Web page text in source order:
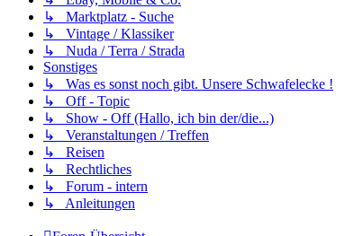
↳ Marktplatz - Suche
↳ Vintage / Klassiker
↳ Nuda / Terra / Strada
Sonstiges
↳ Was es sonst noch gibt. Unsere Schwafelecke !
↳ Off - Topic
↳ Show - Off (Hallo, ich bin der/die...)
↳ Veranstaltungen / Treffen
↳ Reisen
↳ Rechtliches
↳ Forum - intern
↳ Anleitungen